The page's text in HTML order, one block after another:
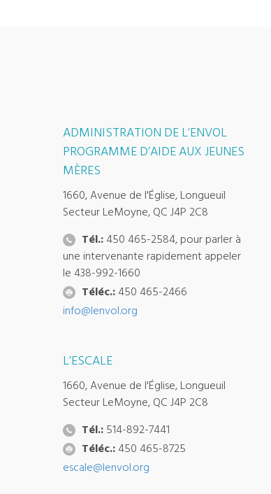
ADMINISTRATION DE L’ENVOL
PROGRAMME D’AIDE AUX JEUNES
MÈRES
1660, Avenue de l'Église, Longueuil
Secteur LeMoyne, QC J4P 2C8
Tél.: 450 465-2584, pour parler à
une intervenante rapidement appeler
le 438-992-1660
Téléc.: 450 465-2466
info@lenvol.org
L’ESCALE
1660, Avenue de l'Église, Longueuil
Secteur LeMoyne, QC J4P 2C8
Tél.: 514-892-7441
Téléc.: 450 465-8725
escale@lenvol.org